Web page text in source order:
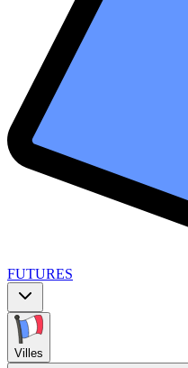
FUTURES
Villes